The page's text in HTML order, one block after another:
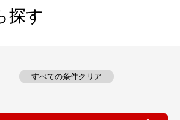
探す
すべての条件クリア